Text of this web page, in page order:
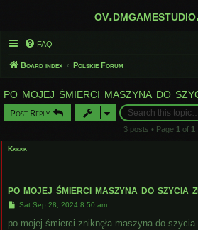
FAQ
Board index Polskie Forum
po mojej śmierci maszyna do
Post Reply
3 posts • Page 1 of 1
Kkkkk
po mojej śmierci maszyna do szycia
P
s
Sat Sep 28, 2024 8:50 am
po mojej śmierci zniknęła maszyna do